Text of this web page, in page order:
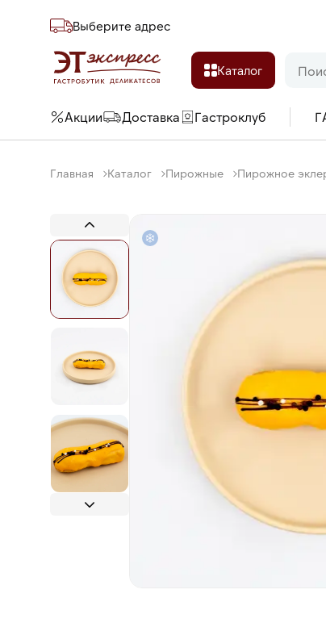
Выберите адреc
Каталог
Акции Доставка Гастроклуб
Главная Каталог Пирожные Пирожное